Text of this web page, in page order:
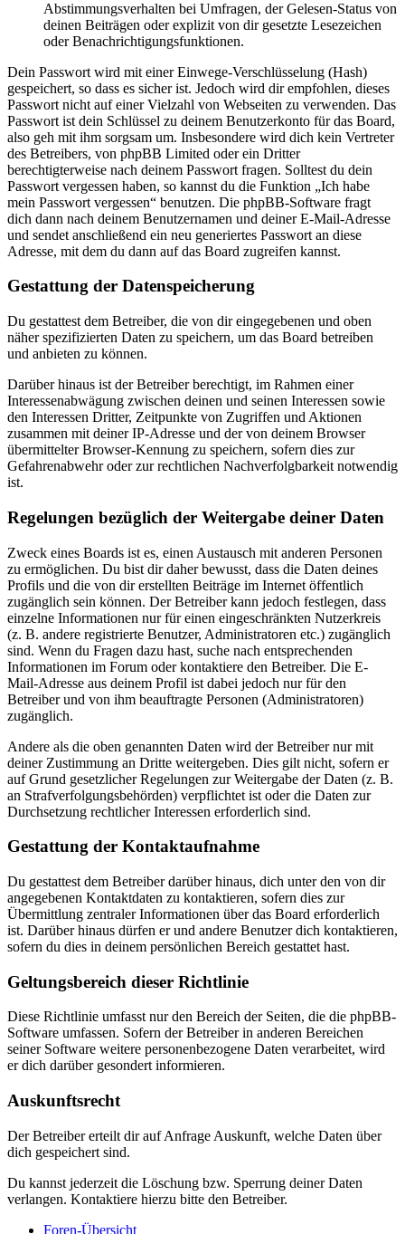
Abstimmungsverhalten bei Umfragen, der Gelesen-Status von
deinen Beiträgen oder explizit von dir gesetzte Lesezeichen
oder Benachrichtigungsfunktionen.
Dein Passwort wird mit einer Einwege-Verschlüsselung (Hash)
gespeichert, so dass es sicher ist. Jedoch wird dir empfohlen, dieses
Passwort nicht auf einer Vielzahl von Webseiten zu verwenden. Das
Passwort ist dein Schlüssel zu deinem Benutzerkonto für das Board,
also geh mit ihm sorgsam um. Insbesondere wird dich kein Vertreter
des Betreibers, von phpBB Limited oder ein Dritter
berechtigterweise nach deinem Passwort fragen. Solltest du dein
Passwort vergessen haben, so kannst du die Funktion „Ich habe
mein Passwort vergessen“ benutzen. Die phpBB-Software fragt
dich dann nach deinem Benutzernamen und deiner E-Mail-Adresse
und sendet anschließend ein neu generiertes Passwort an diese
Adresse, mit dem du dann auf das Board zugreifen kannst.
Gestattung der Datenspeicherung
Du gestattest dem Betreiber, die von dir eingegebenen und oben
näher spezifizierten Daten zu speichern, um das Board betreiben
und anbieten zu können.
Darüber hinaus ist der Betreiber berechtigt, im Rahmen einer
Interessenabwägung zwischen deinen und seinen Interessen sowie
den Interessen Dritter, Zeitpunkte von Zugriffen und Aktionen
zusammen mit deiner IP-Adresse und der von deinem Browser
übermittelter Browser-Kennung zu speichern, sofern dies zur
Gefahrenabwehr oder zur rechtlichen Nachverfolgbarkeit notwendig
ist.
Regelungen bezüglich der Weitergabe deiner Daten
Zweck eines Boards ist es, einen Austausch mit anderen Personen
zu ermöglichen. Du bist dir daher bewusst, dass die Daten deines
Profils und die von dir erstellten Beiträge im Internet öffentlich
zugänglich sein können. Der Betreiber kann jedoch festlegen, dass
einzelne Informationen nur für einen eingeschränkten Nutzerkreis
(z. B. andere registrierte Benutzer, Administratoren etc.) zugänglich
sind. Wenn du Fragen dazu hast, suche nach entsprechenden
Informationen im Forum oder kontaktiere den Betreiber. Die E-
Mail-Adresse aus deinem Profil ist dabei jedoch nur für den
Betreiber und von ihm beauftragte Personen (Administratoren)
zugänglich.
Andere als die oben genannten Daten wird der Betreiber nur mit
deiner Zustimmung an Dritte weitergeben. Dies gilt nicht, sofern er
auf Grund gesetzlicher Regelungen zur Weitergabe der Daten (z. B.
an Strafverfolgungsbehörden) verpflichtet ist oder die Daten zur
Durchsetzung rechtlicher Interessen erforderlich sind.
Gestattung der Kontaktaufnahme
Du gestattest dem Betreiber darüber hinaus, dich unter den von dir
angegebenen Kontaktdaten zu kontaktieren, sofern dies zur
Übermittlung zentraler Informationen über das Board erforderlich
ist. Darüber hinaus dürfen er und andere Benutzer dich kontaktieren,
sofern du dies in deinem persönlichen Bereich gestattet hast.
Geltungsbereich dieser Richtlinie
Diese Richtlinie umfasst nur den Bereich der Seiten, die die phpBB-
Software umfassen. Sofern der Betreiber in anderen Bereichen
seiner Software weitere personenbezogene Daten verarbeitet, wird
er dich darüber gesondert informieren.
Auskunftsrecht
Der Betreiber erteilt dir auf Anfrage Auskunft, welche Daten über
dich gespeichert sind.
Du kannst jederzeit die Löschung bzw. Sperrung deiner Daten
verlangen. Kontaktiere hierzu bitte den Betreiber.
Foren-Übersicht